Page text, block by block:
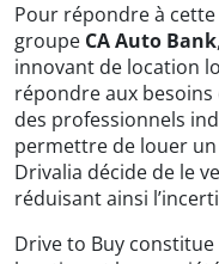
Pour répondre à
groupe CA Auto Bank
innovant de location
répondre aux
des professionnels
permettre de louer un
Drivalia décide de le
réduisant ainsi
Drive to Buy